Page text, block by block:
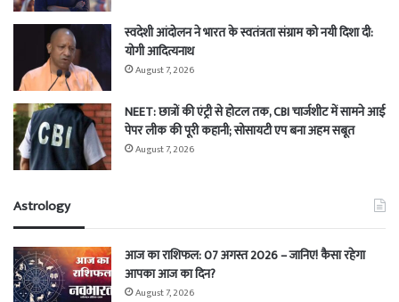
स्वदेशी आंदोलन ने भारत के स्वतंत्रता संग्राम को नयी दिशा दी:
योगी आदित्यनाथ
August 7, 2026
NEET: छात्रों की एंट्री से होटल तक, CBI चार्जशीट में सामने आई
पेपर लीक की पूरी कहानी; सोसायटी एप बना अहम सबूत
August 7, 2026
Astrology
आज का राशिफल: 07 अगस्त 2026 – जानिए! कैसा रहेगा
आपका आज का दिन?
August 7, 2026